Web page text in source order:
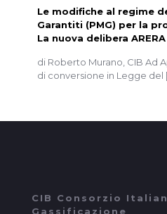
Le modifiche al regime
Garantiti (PMG) per la
La nuova delibera
di Roberto Murano, CIB Ad
di conversione in Legge del
CIB Consorzio
Gassificazione